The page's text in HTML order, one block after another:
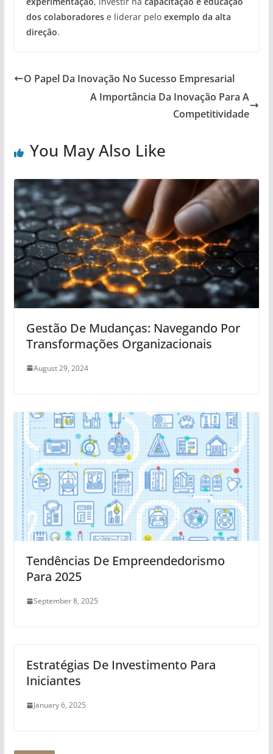
dos colaboradorese liderar pelo exemplo da alta
direção.
O Papel Da Inovação No Sucesso Empresarial
A Importância Da Inovação Para A
Competitividade
You May Also Like
Gestão De Mudanças: Navegando Por
Transformações Organizacionais
August 29, 2024
Tendências De Empreendedorismo
Para 2025
September 8, 2025
Estratégias De Investimento Para
Iniciantes
January 6, 2025